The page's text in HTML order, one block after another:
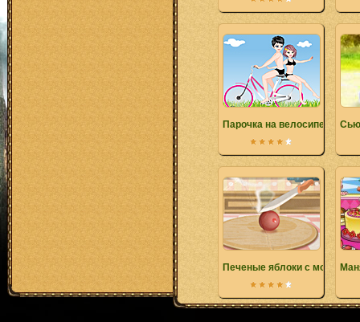
Парочка на велосипеде Сью
Печеные яблоки с